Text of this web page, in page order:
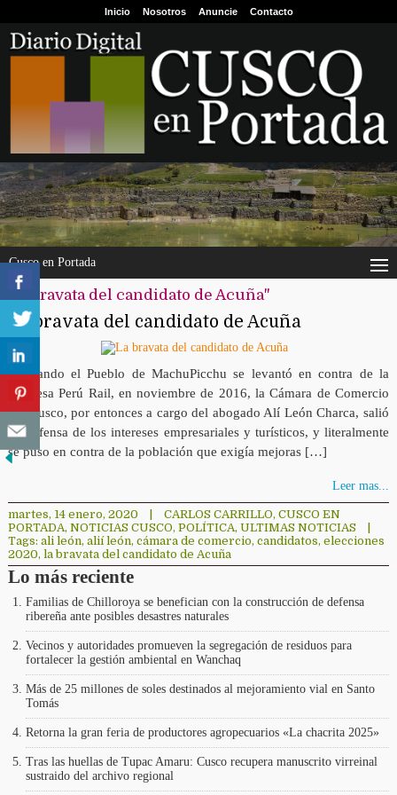
Inicio Nosotros Anuncie Contacto
Cusco en Portada
"la bravata del candidato de Acuña"
La bravata del candidato de Acuña
Cuando el Pueblo de MachuPicchu se levantó en contra de la
empresa Perú Rail, en noviembre de 2016, la Cámara de Comercio
del Cusco, por entonces a cargo del abogado Alí León Charca, salió
en defensa de los intereses empresariales y turísticos, y literalmente
se puso en contra de la población que exigía mejoras […]
Leer mas...
martes, 14 enero, 2020 CARLOS CARRILLO, CUSCO EN
PORTADA, NOTICIAS CUSCO, POLÍTICA, ULTIMAS NOTICIAS
Tags: ali león, alií león, cámara de comercio, candidatos, elecciones
2020, la bravata del candidato de Acuña
Lo más reciente
Familias de Chilloroya se benefician con la construcción de defensa
ribereña ante posibles desastres naturales
Vecinos y autoridades promueven la segregación de residuos para
fortalecer la gestión ambiental en Wanchaq
Más de 25 millones de soles destinados al mejoramiento vial en Santo
Tomás
Retorna la gran feria de productores agropecuarios «La chacrita 2025»
Tras las huellas de Tupac Amaru: Cusco recupera manuscrito virreinal
sustraido del archivo regional